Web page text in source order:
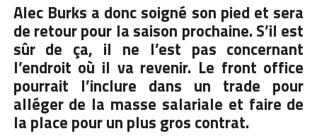
Alec Burks a donc soigné son pied et sera
de retour pour la saison prochaine. S’il est
sûr de ça, il ne l’est pas concernant
l’endroit où il va revenir. Le front office
pourrait l’inclure dans un trade pour
alléger de la masse salariale et faire de
la place pour un plus gros contrat.